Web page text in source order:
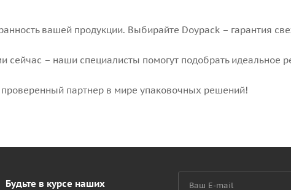
вашей продукции. Выбирайте Doypack – гарантия
сейчас – наши специалисты помогут подобрать идеальное
партнер в мире упаковочных решений!
Будьте в курсе наших